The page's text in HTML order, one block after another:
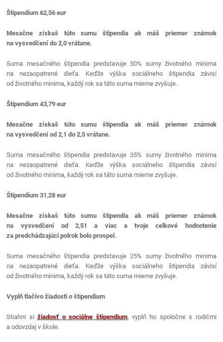
Štipendium 62,56 eur
Mesačne získaš túto sumu štipendia ak máš priemer známok
na vysvedčení do 2,0 vrátane.
Suma mesačného štipendia predstavuje 50% sumy životného minima
na nezaopatrené dieťa. Keďže výška sociálneho štipendia závisí
od životného minima, každý rok sa táto suma mierne zvyšuje.
Štipendium 43,79 eur
Mesačne získaš túto sumu štipendia ak máš priemer známok
na vysvedčení od 2,1 do 2,5 vrátane.
Suma mesačného štipendia predstavuje 35% sumy životného minima
na nezaopatrené dieťa. Keďže výška sociálneho štipendia závisí
od životného minima, každý rok sa táto suma mierne zvyšuje.
Štipendium 31,28 eur
Mesačne získaš túto sumu štipendia ak máš priemer známok
na vysvedčení od 2,51 a viac a tvoje celkové hodnotenie
za predchádzajúci polrok bolo prospel.
Suma mesačného štipendia predstavuje 25% sumy životného minima
na nezaopatrené dieťa. Keďže výška sociálneho štipendia závisí
od životného minima, každý rok sa táto suma mierne zvyšuje.
Vyplň tlačivo žiadosti o štipendium
Stiahni sižiadosť o sociálne štipendium, vyplň ho spoločne s rodičmi
a odovzdaj v škole.